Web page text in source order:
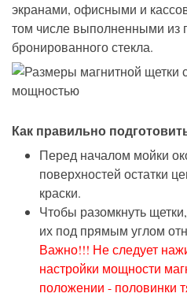
экранами, офисными и
том числе выполненными из
бронированного стекла.
Как правильно
Перед началом мойки
поверхностей остатки
краски.
Чтобы разомкнуть
их под прямым углом
Важно!!! Не следует
настройки мощности
положении - половинки